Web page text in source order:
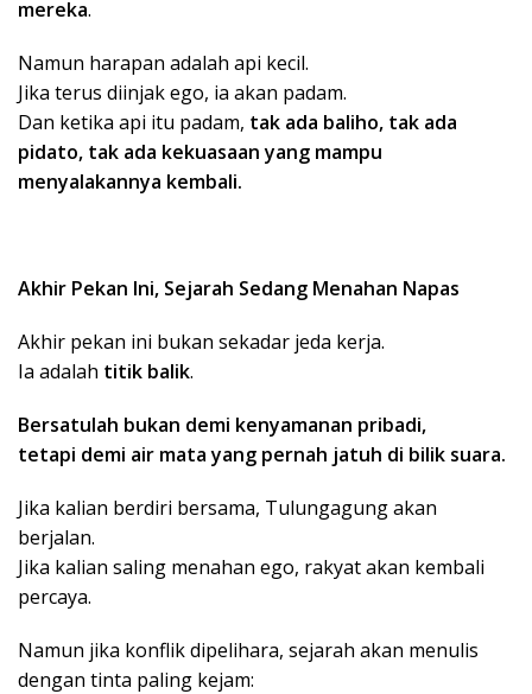
mereka.
Namun harapan adalah api kecil.
Jika terus diinjak ego, ia akan padam.
Dan ketika api itu padam, tak ada baliho, tak ada
pidato, tak ada kekuasaan yang mampu
menyalakannya kembali.
Akhir Pekan Ini, Sejarah Sedang Menahan Napas
Akhir pekan ini bukan sekadar jeda kerja.
Ia adalah titik balik.
Bersatulah bukan demi kenyamanan pribadi,
tetapi demi air mata yang pernah jatuh di bilik suara.
Jika kalian berdiri bersama, Tulungagung akan
berjalan.
Jika kalian saling menahan ego, rakyat akan kembali
percaya.
Namun jika konflik dipelihara, sejarah akan menulis
dengan tinta paling kejam: